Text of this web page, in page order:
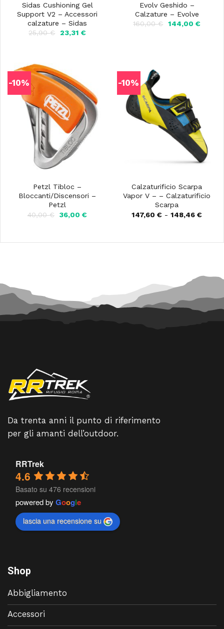
Sidas Cushioning Gel
Support V2 – Accessori
calzature – Sidas
25,90€
Il
23,31 €Il
Evolv Geshido –
Calzature – Evolve
160,00€
Il
144,00 €Il
-10%
Petzl Tibloc –
Bloccanti/Discensori –
Petzl
40,00€
Il
40,00 €.
36,00€Il
36,00 €.
-10%
Calzaturificio Scarpa
Vapor V – – Calzaturificio
Scarpa
147,60 € - 148,46 €Fascia
Da trenta anni il punto di riferimento
per gli amanti dell’outdoor.
RRTrek
4.6
Basato su 476 recensioni
powered by Google
lascia una recensione su
Shop
Abbigliamento
Accessori